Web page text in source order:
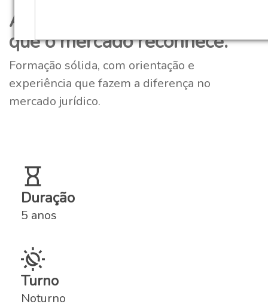
A tradição de uma formação
que o mercado reconhece.
Formação sólida, com orientação e
experiência que fazem a diferença no
mercado jurídico.
Duração
5 anos
Turno
Noturno